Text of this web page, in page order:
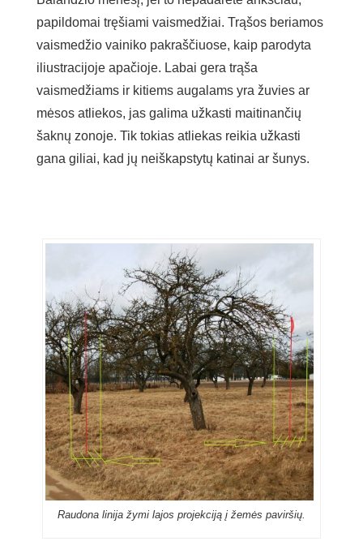
papildomai tręšiami vaismedžiai. Trąšos beriamos
vaismedžio vainiko pakraščiuose, kaip parodyta
iliustracijoje apačioje. Labai gera trąša
vaismedžiams ir kitiems augalams yra žuvies ar
mėsos atliekos, jas galima užkasti maitinančių
šaknų zonoje. Tik tokias atliekas reikia užkasti
gana giliai, kad jų neiškapstytų katinai ar šunys.
Raudona linija žymi lajos projekciją į žemės paviršių.